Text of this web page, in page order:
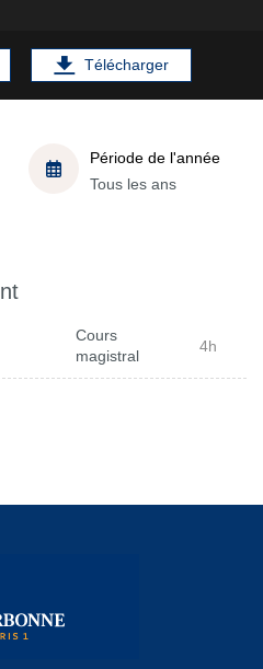
Télécharger
Période de l'année
Tous les ans
Cours
magistral
4h